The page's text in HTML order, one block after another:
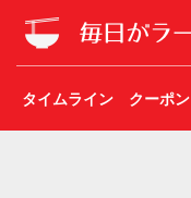
タイムライン クーポン